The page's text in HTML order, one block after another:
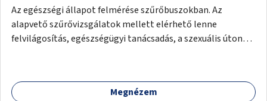
Az egészségi állapot felmérése szűrőbuszokban. Az
alapvető szűrővizsgálatok mellett elérhető lenne
felvilágosítás, egészségügyi tanácsadás, a szexuális úton
Megnézem